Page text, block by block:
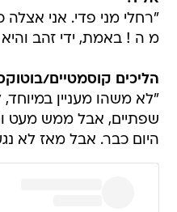
"רחלי מני פדי. אני
מ ה ! באמת, ידי זהב והיא
הליכים קוסמטיים/
"לא משהו מעניין
שפתיים, אבל ממש מעט
היום כבר. אבל מאז לא